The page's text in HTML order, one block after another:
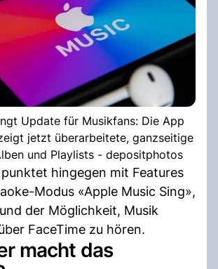
Update für Musikfans: Die App
jetzt überarbeitete, ganzseitige
und Playlists - depositphotos
hingegen mit Features
Modus «Apple Music Sing»,
der Möglichkeit, Musik
FaceTime zu hören.
macht das